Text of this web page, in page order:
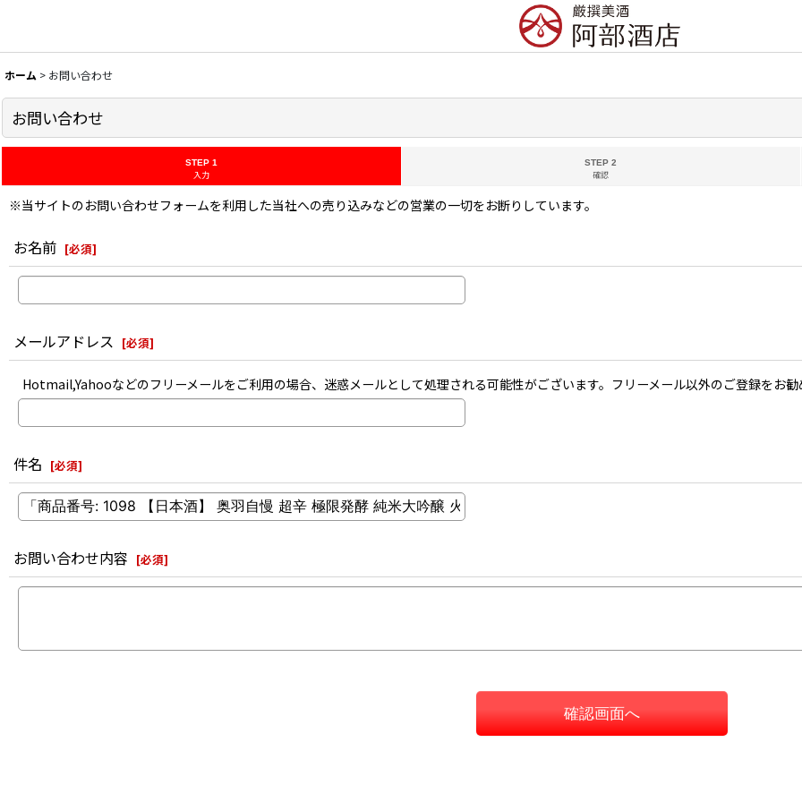
ホーム > お問い合わせ
お問い合わせ
STEP 1
入力
STEP 2
確認
※当サイトのお問い合わせフォームを利用した当社への売り込みなどの営業の一切をお断りしています。
お名前 [必須]
メールアドレス [必須]
Hotmail,Yahooなどのフリーメールをご利用の場合、迷惑メールとして処理される可能性がございます。フリーメール以外のご登録をお勧
件名 [必須]
お問い合わせ内容 [必須]
確認画面へ